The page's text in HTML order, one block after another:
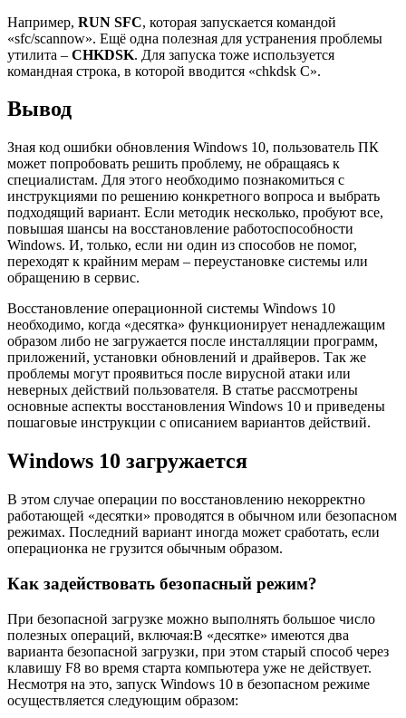
Например, RUN SFC, которая запускается командой
«sfc/scannow». Ещё одна полезная для устранения проблемы
утилита – CHKDSK. Для запуска тоже используется
командная строка, в которой вводится «chkdsk C».
Вывод
Зная код ошибки обновления Windows 10, пользователь ПК
может попробовать решить проблему, не обращаясь к
специалистам. Для этого необходимо познакомиться с
инструкциями по решению конкретного вопроса и выбрать
подходящий вариант. Если методик несколько, пробуют все,
повышая шансы на восстановление работоспособности
Windows. И, только, если ни один из способов не помог,
переходят к крайним мерам – переустановке системы или
обращению в сервис.
Восстановление операционной системы Windows 10
необходимо, когда «десятка» функционирует ненадлежащим
образом либо не загружается после инсталляции программ,
приложений, установки обновлений и драйверов. Так же
проблемы могут проявиться после вирусной атаки или
неверных действий пользователя. В статье рассмотрены
основные аспекты восстановления Windows 10 и приведены
пошаговые инструкции с описанием вариантов действий.
Windows 10 загружается
В этом случае операции по восстановлению некорректно
работающей «десятки» проводятся в обычном или безопасном
режимах. Последний вариант иногда может сработать, если
операционка не грузится обычным образом.
Как задействовать безопасный режим?
При безопасной загрузке можно выполнять большое число
полезных операций, включая:В «десятке» имеются два
варианта безопасной загрузки, при этом старый способ через
клавишу F8 во время старта компьютера уже не действует.
Несмотря на это, запуск Windows 10 в безопасном режиме
осуществляется следующим образом: